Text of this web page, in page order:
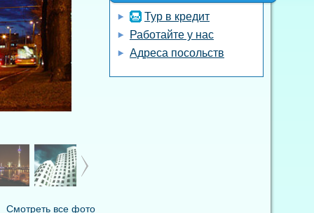
Смотреть все фото
Тур в кредит
Работайте у нас
Адреса посольств